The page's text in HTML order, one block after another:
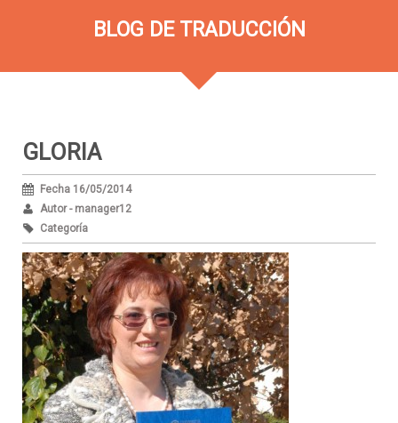
BLOG DE TRADUCCIÓN
GLORIA
Fecha 16/05/2014
Autor - manager12
Categoría